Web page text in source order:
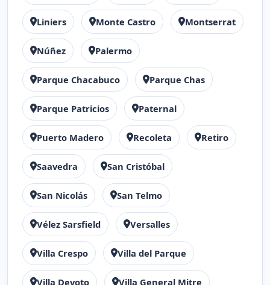
Liniers Monte Castro Montserrat
Núñez Palermo
Parque Chacabuco Parque Chas
Parque Patricios Paternal
Puerto Madero Recoleta Retiro
Saavedra San Cristóbal
San Nicolás San Telmo
Vélez Sarsfield Versalles
Villa Crespo Villa del Parque
Villa Devoto Villa General Mitre